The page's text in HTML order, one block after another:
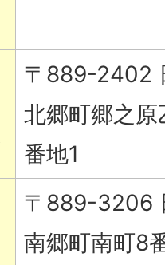
〒889-2402
北郷町郷之
番地1
〒889-3206
南郷町南町8